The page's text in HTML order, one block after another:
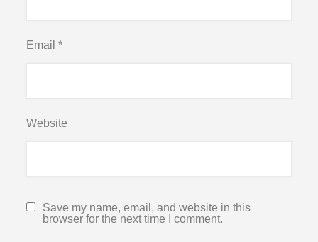
Email*
Website
Save my name, email, and website in this
browser for the next time I comment.